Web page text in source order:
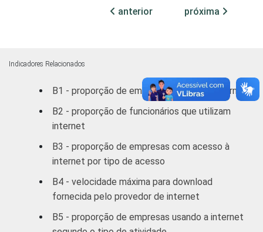
automotores,
45
Transporte,
Armazenagem
51 15
Atividades
imobiliárias,
aluguéis e
serviços
prestados às
empresas
72
anterior próxima
Indicadores Relacionados
B1 - proporção de empresas que usam internet
B2 - proporção de funcionários que utilizam
internet
B3 - proporção de empresas com acesso à
internet por tipo de acesso
B4 - velocidade máxima para download
fornecida pelo provedor de internet
B5 - proporção de empresas usando a internet